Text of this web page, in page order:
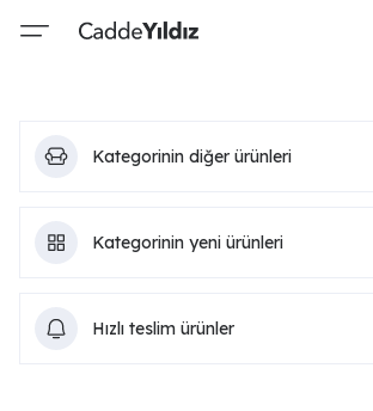
Kategorinin diğer ürünleri
Kategorinin yeni ürünleri
Hızlı teslim ürünler